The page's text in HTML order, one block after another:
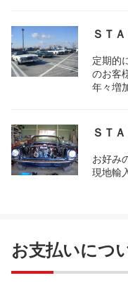
ＳＴ
定期的
のお客
年々増
ＳＴ
お好み
現地輸
お支払いにつ